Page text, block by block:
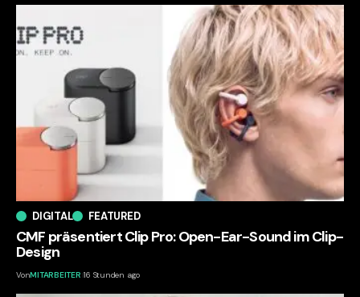
DIGITAL FEATURED
CMF präsentiert Clip Pro: Open-Ear-Sound im Clip-
Design
VonMITARBEITER 16 Stunden ago